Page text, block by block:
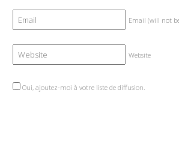
Email (will not
Website
Oui, ajoutez-moi à votre liste de diffusion.